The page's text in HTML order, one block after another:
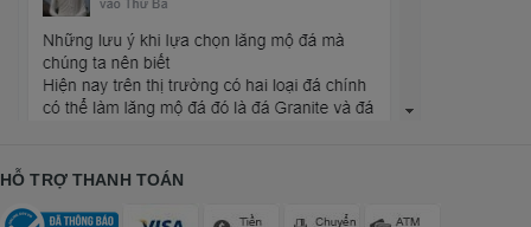
HỖ TRỢ THANH TOÁN